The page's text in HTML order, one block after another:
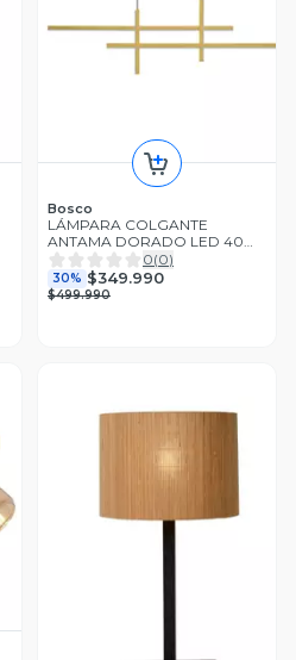
Bosco
LÁMPARA COLGANTE
ANTAMA DORADO LED 40W
DIMEABLE 3200K
0(0)
30% $349.990
$499.990